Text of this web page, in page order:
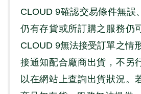
CLOUD 9確認交易條件無誤
仍有存貨或所訂購之服務仍
CLOUD 9無法接受訂單之情
接通知配合廠商出貨，不另
以在網站上查詢出貨狀況。